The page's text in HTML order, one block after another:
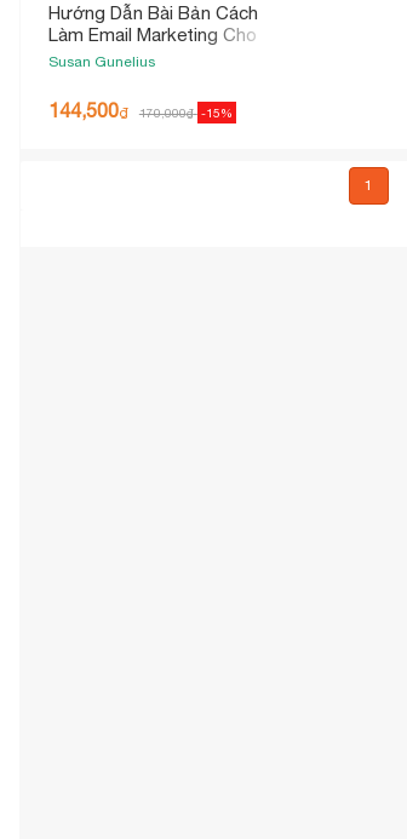
Hướng Dẫn Bài Bản Cách
Làm Email Marketing Cho
Doanh Nghiệp
Susan Gunelius
144,500₫ 170,000₫ -15%
1